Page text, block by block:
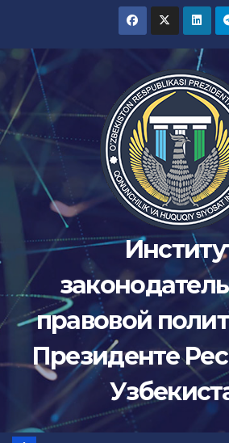
содержимому
правовой
Президенте